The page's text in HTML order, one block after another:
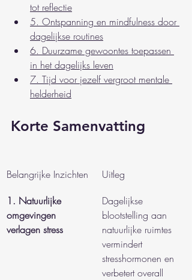
tot reflectie
5. Ontspanning en mindfulness door
dagelijkse routines
6. Duurzame gewoontes toepassen
in het dagelijks leven
7. Tijd voor jezelf vergroot mentale
helderheid
Korte Samenvatting
Belangrijke Inzichten
Uitleg
1. Natuurlijke
omgevingen
verlagen stress
Dagelijkse
blootstelling aan
natuurlijke ruimtes
vermindert
stresshormonen en
verbetert overall